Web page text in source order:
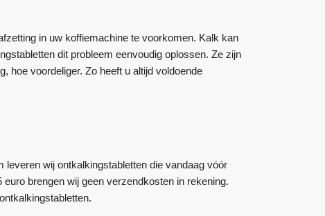
in uw koffiemachine te voorkomen. Kalk kan
dit probleem eenvoudig oplossen. Ze zijn
hoe voordeliger. Zo heeft u altijd voldoende
wij ontkalkingstabletten die vandaag vóór
brengen wij geen verzendkosten in rekening.